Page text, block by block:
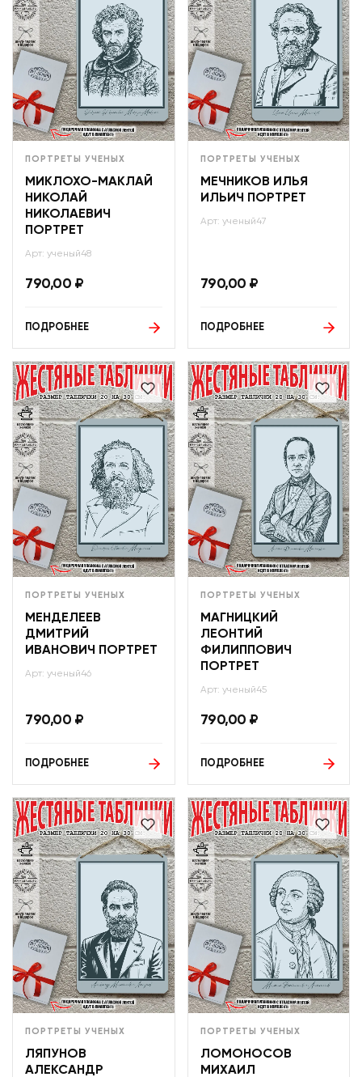
ПОРТРЕТЫ УЧЕНЫХ
МИКЛОХО-МАКЛАЙ
НИКОЛАЙ
НИКОЛАЕВИЧ
ПОРТРЕТ
Арт: ученый48
790,00 ₽
ПОДРОБНЕЕ
ПОРТРЕТЫ УЧЕНЫХ
МЕЧНИКОВ ИЛЬЯ
ИЛЬИЧ ПОРТРЕТ
Арт: ученый47
790,00 ₽
ПОДРОБНЕЕ
ПОРТРЕТЫ УЧЕНЫХ
МЕНДЕЛЕЕВ
ДМИТРИЙ
ИВАНОВИЧ ПОРТРЕТ
Арт: ученый46
790,00 ₽
ПОДРОБНЕЕ
ПОРТРЕТЫ УЧЕНЫХ
МАГНИЦКИЙ
ЛЕОНТИЙ
ФИЛИППОВИЧ
ПОРТРЕТ
Арт: ученый45
790,00 ₽
ПОДРОБНЕЕ
ПОРТРЕТЫ УЧЕНЫХ
ЛЯПУНОВ
АЛЕКСАНДР
ПОРТРЕТЫ УЧЕНЫХ
ЛОМОНОСОВ
МИХАИЛ